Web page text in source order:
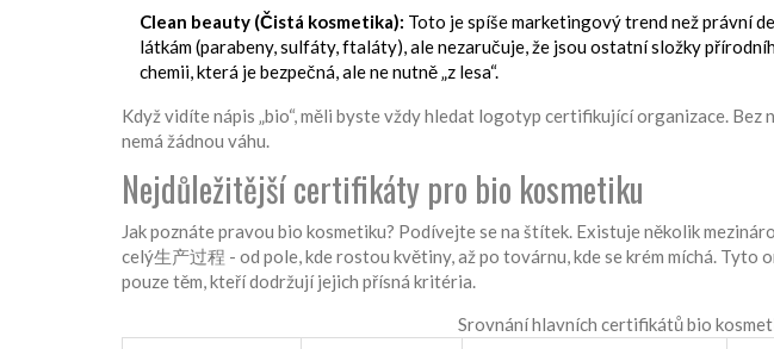
Clean beauty (Čistá kosmetika): Toto je spíše marketingový trend než právní
látkám (parabeny, sulfáty, ftaláty), ale nezaručuje, že jsou ostatní složky
chemii, která je bezpečná, ale ne nutně „z lesa“.
Když vidíte nápis „bio“, měli byste vždy hledat logotyp certifikující organizace. Bez
nemá žádnou váhu.
Nejdůležitější certifikáty pro bio kosmetiku
Jak poznáte pravou bio kosmetiku? Podívejte se na štítek. Existuje několik
celý生产过程 - od pole, kde rostou květiny, až po továrnu, kde se krém míchá.
pouze těm, kteří dodržují jejich přísná kritéria.
Srovnání hlavních certifikátů bio